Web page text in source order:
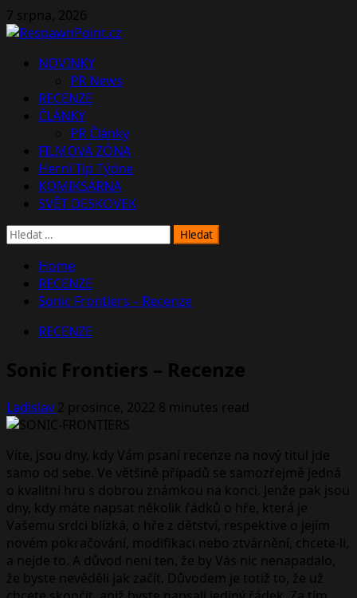
Skip
to
7 srpna, 2026
PrimaryNOVINKY
PR News
RECENZE
ČLÁNKY
PR Články
FILMOVÁ ZÓNA
Herní Tip Týdne
KOMIKSÁRNA
SVĚT DESKOVEK
Vyhledávání
Home
RECENZE
Sonic Frontiers – Recenze
RECENZE
Sonic Frontiers – Recenze
Ladislav 2 prosince, 2022 8 minutes read
Víte, jsou dny, kdy Vám psaní recenze na nový titul jde
samo od sebe. Ve většině případů se samozřejmě jedná
o kvalitní hru s dobrou známkou na konci. Jenže pak jsou
dny, kdy máte napsat několik řádků o hře, která je
Vašemu srdci blízká, o hře z dětství, respektive o jejím
novém pokračování, modifikaci nebo ztvárnění, chcete-li,
a nejde to. A důvod není ten, že by Vás nic nenapadalo,
že byste nevěděli jak začít. Důvodem je totiž to, že už